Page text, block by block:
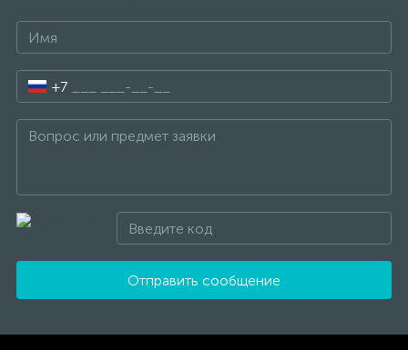
+7
Отправить сообщение